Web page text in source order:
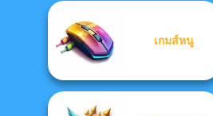
เกมส์หนู